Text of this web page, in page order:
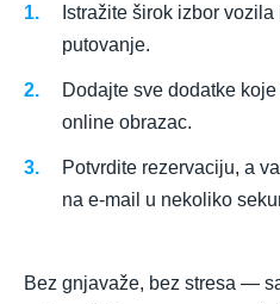
Istražite širok izbor
putovanje.
Dodajte sve dodatke
online obrazac.
Potvrdite rezervaciju, a
na e-mail u nekoliko
Bez gnjavaže, bez stresa —